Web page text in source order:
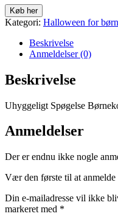
Køb her
Kategori: Halloween for børn
Beskrivelse
Anmeldelser (0)
Beskrivelse
Uhyggeligt Spøgelse
Anmeldelser
Der er endnu ikke nogle
Vær den første til at
Din e-mailadresse vil ikke
markeret med *